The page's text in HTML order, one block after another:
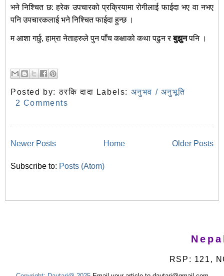
भने निश्चित छ: हरेक उपचारको प्रक्रियामा रोगीलाई फाईदा भए वा नभए
पनि उपचारकलाई भने निश्चित फाईदा हुन्छ ।
म आशा गर्छु, हाम्रा नेताहरुले पुन पाँच कक्षाको कथा पढुन रबुझुनपनि ।
Posted by:ठरकि दादा Labels: अनुभव / अनुभूति
2 Comments
Newer Posts Older Posts
Home
Subscribe to: Posts (Atom)
RSP: 121,